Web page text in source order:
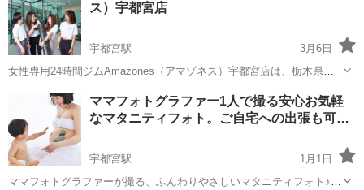
ス）宇都宮店
宇都宮駅
3月6日
女性専用24時間ジムAmazones（アマゾネス）宇都宮店は、栃木県宇
都宮市岩曽町エリアにある女性専用24時間営業のフィットネスジムで
す。宇都宮市で女性専用ジムをお探しの方に選ばれています。 「宇都
宮で24時間通えるジ...
宇都宮市 宇都宮駅 ジム
ママフォトグラファー1人で撮る安心お気軽
なマタニティフォト。ご自宅への出張も可…
宇都宮駅
1月1日
ママフォトグラファーが撮る、ふんわりやさしいマタニティフォト♪